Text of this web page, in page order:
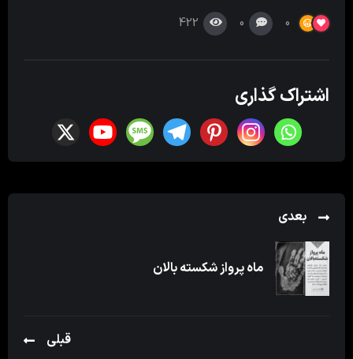
0
0
422
اشتراک گذاری
بعدی
ماه پرواز شکسته بالان
قبلی